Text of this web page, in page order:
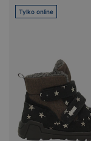
Tylko online